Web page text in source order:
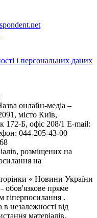
і персональних даних
онлайн-медіа –
місто Київ,
Б, офіс 208/1 E-mail:
044-205-43-00
розміщених на
на
« Новини України
- обов'язкове пряме
гіперпосилання .
незалежності від
матеріалів.